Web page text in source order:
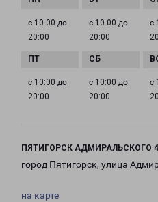
с 10:00 до
20:00
с 10:00 до
20:00
с
с 10:00 до
20:00
с 10:00 до
20:00
с
ПЯТИГОРСК АДМИРАЛЬСКОГО
город Пятигорск, улица
на карте